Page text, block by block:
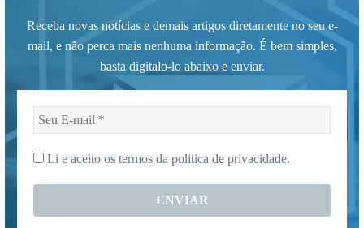
Receba novas notícias e demais artigos diretamente no seu e-
mail, e não perca mais nenhuma informação. É bem simples,
basta digitalo-lo abaixo e enviar.
Seu
E-
mail
Li e aceito os termos da politica de privacidade.